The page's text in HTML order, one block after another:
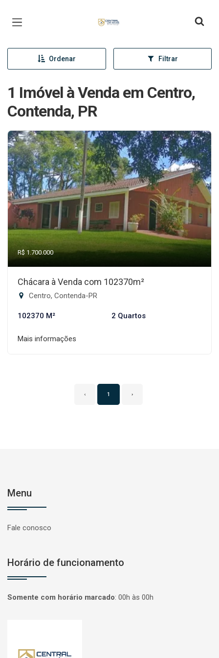
Ordenar Filtrar
1 Imóvel à Venda em Centro,
Contenda, PR
R$ 1.700.000
Chácara à Venda com 102370m²
Centro, Contenda-PR
102370 M² 2 Quartos
Mais informações
‹ 1 ›
Menu
Fale conosco
Horário de funcionamento
Somente com horário marcado: 00h às 00h